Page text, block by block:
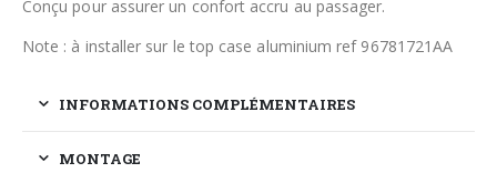
Conçu pour assurer un confort accru au passager.
Note : à installer sur le top case aluminium ref 96781721AA
INFORMATIONS COMPLÉMENTAIRES
MONTAGE